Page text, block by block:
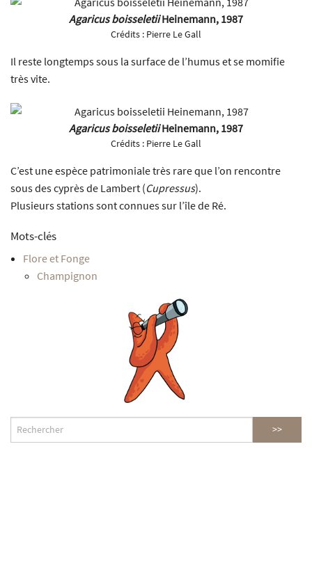
Agaricus boisseletiiHeinemann, 1987
Crédits : Pierre Le Gall
Il reste longtemps sous la surface de l’humus et se momifie
très vite.
Agaricus boisseletiiHeinemann, 1987
Crédits : Pierre Le Gall
C’est une espèce patrimoniale très rare que l’on rencontre
sous des cyprès de Lambert (Cupressus).
Plusieurs stations sont connues sur l’île de Ré.
Mots-clés
Flore et Fonge
Champignon